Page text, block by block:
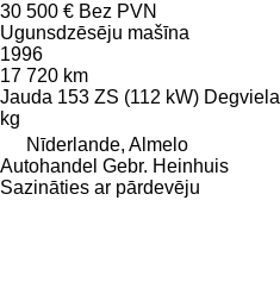
30 500 € Bez PVN
Ugunsdzēsēju mašīna
1996
17 720 km
Jauda 153 ZS (112 kW) Degviela
kg
Nīderlande, Almelo
Autohandel Gebr. Heinhuis
Sazināties ar pārdevēju